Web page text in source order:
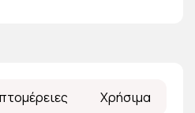
Χρήσιμα